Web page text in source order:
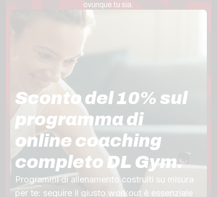
ovunque tu sia.
Sconto del 10% sul
programma di
online coaching
completo DL Gym.
Programmi di allenamento costruiti su misura
per te: seguire il giusto workout è essenziale